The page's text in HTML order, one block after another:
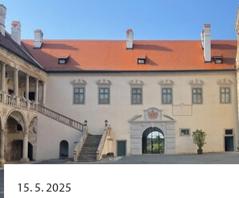
dobových kostýmech. Na
můžete vychutnat autentickou
osvěžující zmrzlinu a lahodné
Večerní atmosféra vás přenese
Zámecké komnaty ozáří jemné
a Banketní sál ožije tóny
se slavnostně vyzdobenými
unést květinovou vůní a
tohoto místa.
velkolepá světelná show.
15. 5. 2025